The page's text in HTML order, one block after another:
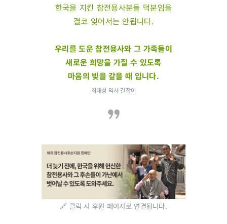
한국을 지킨 참전용사분들 덕분임을
결코 잊어서는 안됩니다.
우리를 도운 참전용사와 그 가족들이
새로운 희망을 가질 수 있도록
마음의 빚을 갚을 때 입니다.
최태성 역사 길잡이
🔗 클릭 시 후원 페이지로 연결됩니다.